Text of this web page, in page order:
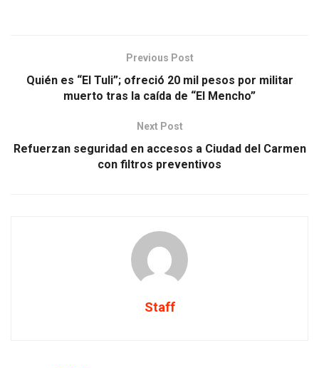
Previous Post
Quién es “El Tuli”; ofreció 20 mil pesos por militar
muerto tras la caída de “El Mencho”
Next Post
Refuerzan seguridad en accesos a Ciudad del Carmen
con filtros preventivos
Staff